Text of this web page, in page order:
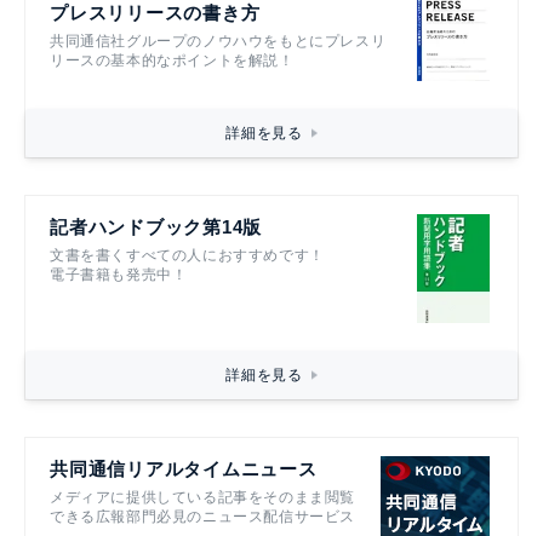
プレスリリースの書き方
共同通信社グループのノウハウをもとにプレスリ
リースの基本的なポイントを解説！
詳細を見る
記者ハンドブック第14版
文書を書くすべての人におすすめです！
電子書籍も発売中！
詳細を見る
共同通信リアルタイムニュース
メディアに提供している記事をそのまま閲覧
できる広報部門必見のニュース配信サービス